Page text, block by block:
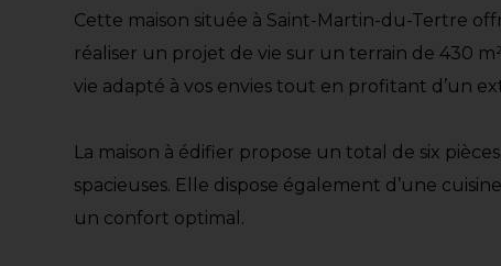
Cette maison située à Saint-Martin-du-Tertre
réaliser un projet de vie sur un terrain de 430
vie adapté à vos envies tout en profitant d’un
La maison à édifier propose un total de six
spacieuses. Elle dispose également d’une
un confort optimal.